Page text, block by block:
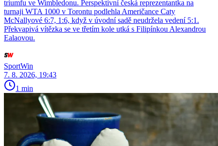
triumfu ve Wimbledonu. Perspektivní česká reprezentantka na
turnaji WTA 1000 v Torontu podlehla Američance Caty
McNallyové 6:7, 1:6, když v úvodní sadě neudržela vedení 5:1.
Překvapivá vítězka se ve třetím kole utká s Filipínkou Alexandrou
Ealaovou.
SportWin
7. 8. 2026, 19:43
1 min